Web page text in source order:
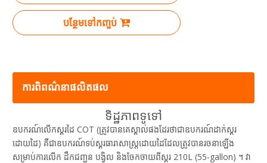
បន្ថែមទៅកញ្ចប់
ការពិពណ៌នាផលិតផល
ទិដ្ឋភាពទូទៅ
ឧបករណ៍លើកស្គរដៃ COT (ត្រូវបានគេស្គាល់ផងដែរថាជាឧបករណ៍ដាក់ស្គរ
ដោយដៃ) គឺជាឧបករណ៍ទប់ស្គរធារាសាស្ត្រដោយដៃដែលត្រូវបានរចនាឡើង
សម្រាប់ការលើក ដឹកជញ្ជូន បង្វិល និងចែកចាយពីស្គរ 210L (55-gallon) ។ វា